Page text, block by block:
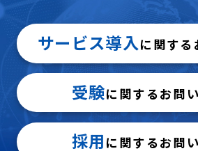
サービス導入に関する
受験に関するお問
採用 に関するお問